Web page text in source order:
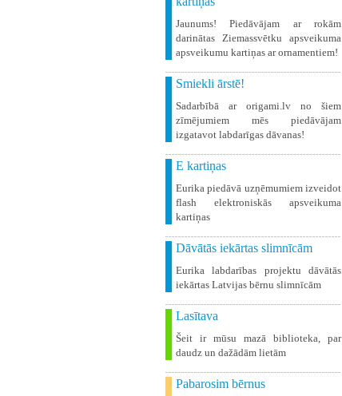
Jaunums! Piedāvājam ar rokām
darinātas Ziemassvētku apsveikuma
apsveikumu kartiņas ar ornamentiem!
Smiekli ārstē!
Sadarbībā ar origami.lv no šiem
zīmējumiem mēs piedāvājam
izgatavot labdarīgas dāvanas!
E kartiņas
Eurika piedāvā uzņēmumiem izveidot
flash elektroniskās apsveikuma
kartiņas
Dāvātās iekārtas slimnīcām
Eurika labdarības projektu dāvātās
iekārtas Latvijas bērnu slimnīcām
Lasītava
Šeit ir mūsu mazā biblioteka, par
daudz un dažādām lietām
Pabarosim bērnus